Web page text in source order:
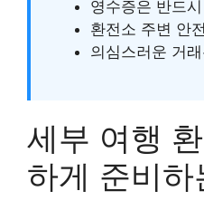
영수증은 반드
환전소 주변 안
의심스러운 거
세부 여행
하게 준비하